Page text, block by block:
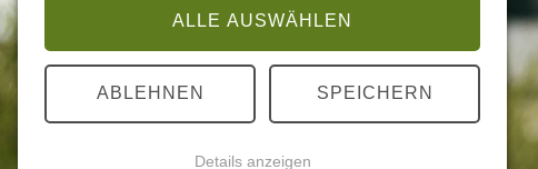
ALLE AUSWÄHLEN
ABLEHNEN SPEICHERN
Details anzeigen